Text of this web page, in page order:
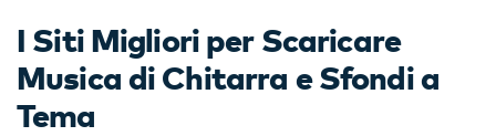
Tip per YouTube
Supporto
Apprendimento
I Siti Migliori per Scaricare
Musica di Chitarra e Sfondi a
Tema